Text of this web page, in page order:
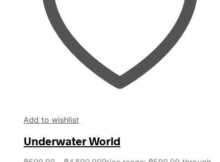
Add to wishlist
Underwater World